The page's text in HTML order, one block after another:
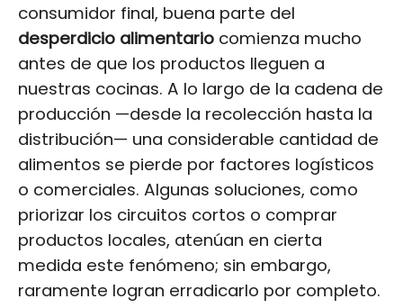
consumidor final, buena parte del
desperdicio alimentario comienza mucho
antes de que los productos lleguen a
nuestras cocinas. A lo largo de la cadena de
producción —desde la recolección hasta la
distribución— una considerable cantidad de
alimentos se pierde por factores logísticos
o comerciales. Algunas soluciones, como
priorizar los circuitos cortos o comprar
productos locales, atenúan en cierta
medida este fenómeno; sin embargo,
raramente logran erradicarlo por completo.